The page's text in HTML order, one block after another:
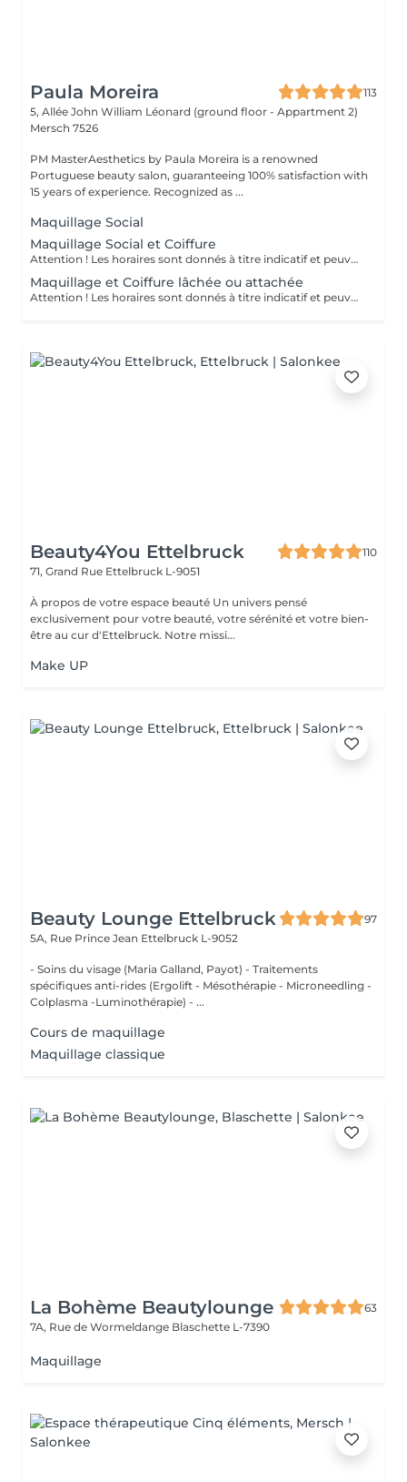
Paula Moreira
113
5, Allée John William Léonard (ground floor - Appartment 2)
Mersch 7526
PM MasterAesthetics by Paula Moreira is a renowned
Portuguese beauty salon, guaranteeing 100% satisfaction with
15 years of experience. Recognized as ...
Maquillage Social
Maquillage Social et Coiffure
Attention ! Les horaires sont donnés à titre indicatif et peuvent être modifiés au cas par cas.
Maquillage et Coiffure lâchée ou attachée
Attention ! Les horaires sont donnés à titre indicatif et peuvent être modifiés au cas par cas.
Beauty4You Ettelbruck
110
71, Grand Rue Ettelbruck L-9051
À propos de votre espace beauté Un univers pensé
exclusivement pour votre beauté, votre sérénité et votre bien-
être au cur d'Ettelbruck. Notre missi...
Make UP
Beauty Lounge Ettelbruck
97
5A, Rue Prince Jean Ettelbruck L-9052
- Soins du visage (Maria Galland, Payot) - Traitements
spécifiques anti-rides (Ergolift - Mésothérapie - Microneedling -
Colplasma -Luminothérapie) - ...
Cours de maquillage
Maquillage classique
La Bohème Beautylounge
63
7A, Rue de Wormeldange Blaschette L-7390
Maquillage